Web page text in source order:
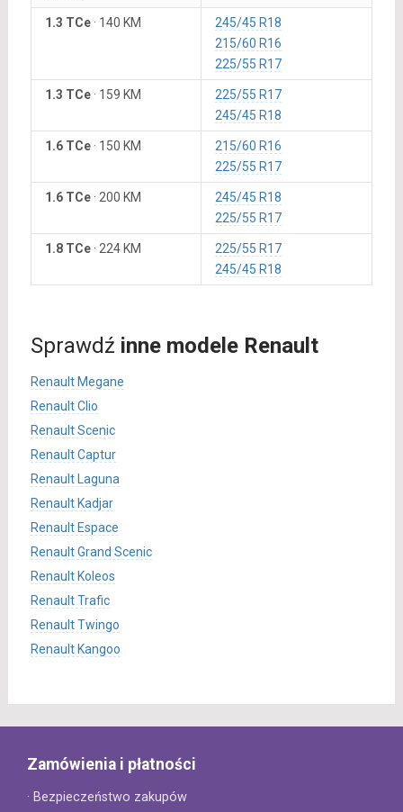
1.3 TCe· 140 KM
245/45 R18
215/60 R16
225/55 R17
1.3 TCe· 159 KM
225/55 R17
245/45 R18
1.6 TCe· 150 KM
215/60 R16
225/55 R17
1.6 TCe· 200 KM
245/45 R18
225/55 R17
1.8 TCe· 224 KM
225/55 R17
245/45 R18
Sprawdź inne modele Renault
Renault Megane
Renault Clio
Renault Scenic
Renault Captur
Renault Laguna
Renault Kadjar
Renault Espace
Renault Grand Scenic
Renault Koleos
Renault Trafic
Renault Twingo
Renault Kangoo
Zamówienia i płatności
· Bezpieczeństwo zakupów